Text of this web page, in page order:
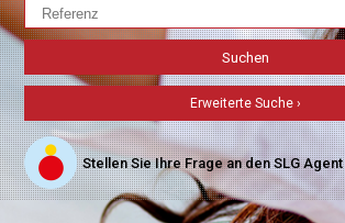
Erweiterte Suche ›
Stellen Sie Ihre Frage an den SLG Agent